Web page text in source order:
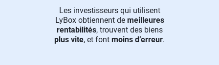
Les investisseurs qui utilisent
LyBox obtiennent de meilleures
rentabilités, trouvent des biens
plus vite, et font moins d’erreur.